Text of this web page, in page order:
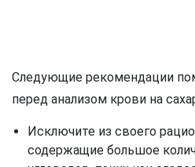
Следующие рекомендации
перед анализом крови на
Исключите из своего
содержащие большое